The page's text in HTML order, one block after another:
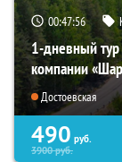
00:47:54
1-дневный тур
компании
Достоевская
490 руб.
3900руб.